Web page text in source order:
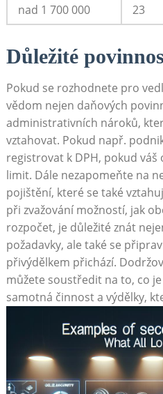
nad ‌1 700 ⁤000
23
Důležité‍
Pokud se⁢ rozhodnete pro⁣
vědom nejen‍ daňových‌
administrativních ‍nároků,
vztahovat. Pokud např.
registrovat k ‌DPH, pokud‍
limit. Dále nezapomeňte na
pojištění, které se také
při zvažování možností, jak
rozpočet, je důležité znát
požadavky, ale​ také ⁤se
přivýdělkem přichází.
můžete soustředit ⁢na to, co⁢
samotná‌ činnost a výdělky,